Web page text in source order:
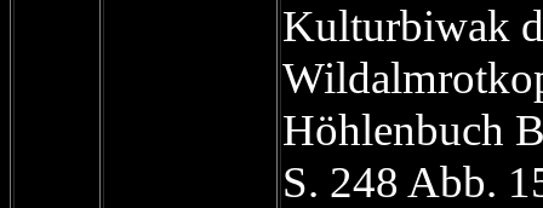
Kulturbiwak
Höhlenbuch
S. 248 Abb.